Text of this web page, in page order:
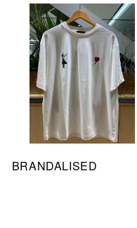
BRANDALISED